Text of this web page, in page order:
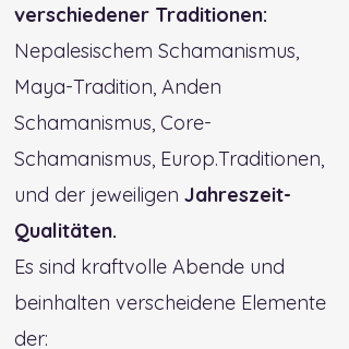
verschiedener Traditionen:
Nepalesischem Schamanismus,
Maya-Tradition, Anden
Schamanismus, Core-
Schamanismus, Europ.Traditionen,
und der jeweiligen Jahreszeit-
Qualitäten.
Es sind kraftvolle Abende und
beinhalten verscheidene Elemente
der: